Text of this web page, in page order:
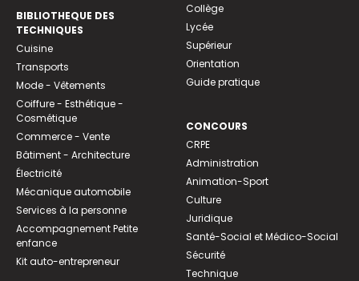
BIBLIOTHEQUE DES
TECHNIQUES
Cuisine
Transports
Mode - Vêtements
Coiffure - Esthétique -
Cosmétique
Commerce - Vente
Bâtiment - Architecture
Électricité
Mécanique automobile
Services à la personne
Accompagnement Petite
enfance
Kit auto-entrepreneur
Collège
Lycée
Supérieur
Orientation
Guide pratique
CONCOURS
CRPE
Administration
Animation-Sport
Culture
Juridique
Santé-Social et Médico-Social
Sécurité
Technique